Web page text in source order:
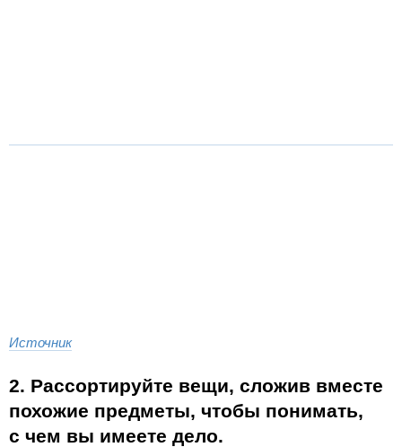
Источник
2. Рассортируйте вещи, сложив вместе
похожие предметы, чтобы понимать,
с чем вы имеете дело.